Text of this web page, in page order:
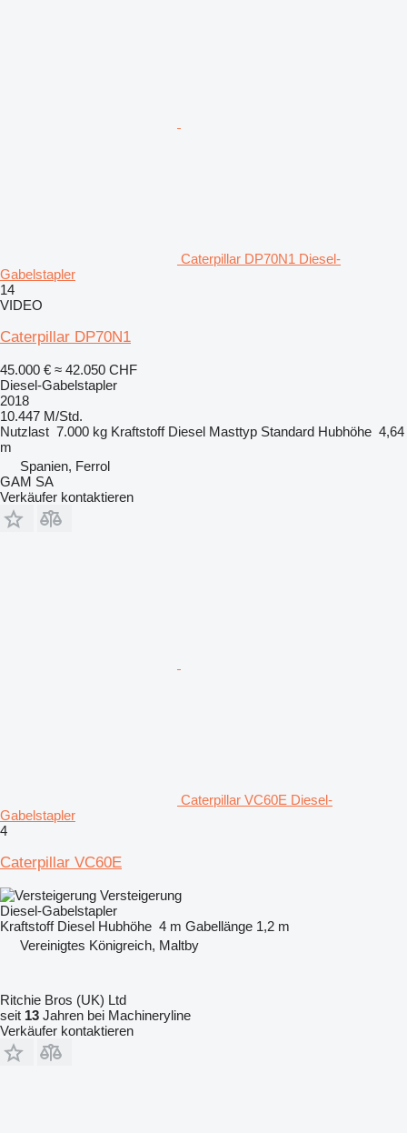
Caterpillar DP70N1 Diesel-
Gabelstapler
14
VIDEO
Caterpillar DP70N1
45.000 € ≈ 42.050 CHF
Diesel-Gabelstapler
2018
10.447 M/Std.
Nutzlast 7.000 kg Kraftstoff Diesel Masttyp Standard Hubhöhe 4,64
m
Spanien, Ferrol
GAM SA
Verkäufer kontaktieren
Caterpillar VC60E Diesel-
Gabelstapler
4
Caterpillar VC60E
Versteigerung
Diesel-Gabelstapler
Kraftstoff Diesel Hubhöhe 4 m Gabellänge 1,2 m
Vereinigtes Königreich, Maltby
Ritchie Bros (UK) Ltd
seit 13 Jahren bei Machineryline
Verkäufer kontaktieren